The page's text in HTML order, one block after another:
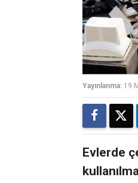
Yayınlanma: 19
Evlerde